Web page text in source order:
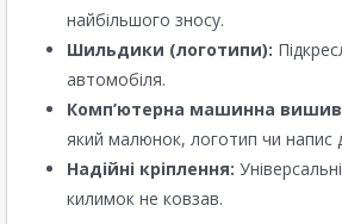
найбільшого зносу.
Шильдики (логотипи):
автомобіля.
Комп’ютерна машинна
який малюнок, логотип чи напис
Надійні кріплення:
килимок не ковзав.